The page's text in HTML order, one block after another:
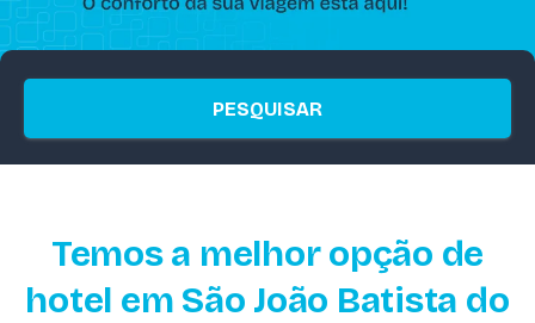
PESQUISAR
Temos a melhor opção de
hotel em São João Batista do